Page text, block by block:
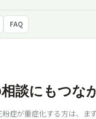
FAQ
談にもつな
症が重症化する方は、ま